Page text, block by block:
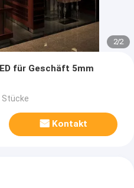
2/2
für Geschäft 5mm
Stücke
Kontakt